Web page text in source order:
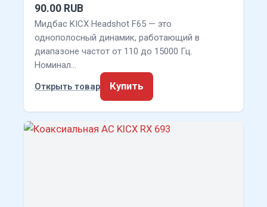
90.00 RUB
Мидбас KICX Headshot F65 — это
однополосный динамик, работающий в
диапазоне частот от 110 до 15000 Гц.
Номинал…
Открыть товар
Купить